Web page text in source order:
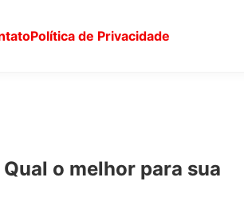
Política de Privacidade
o melhor para sua